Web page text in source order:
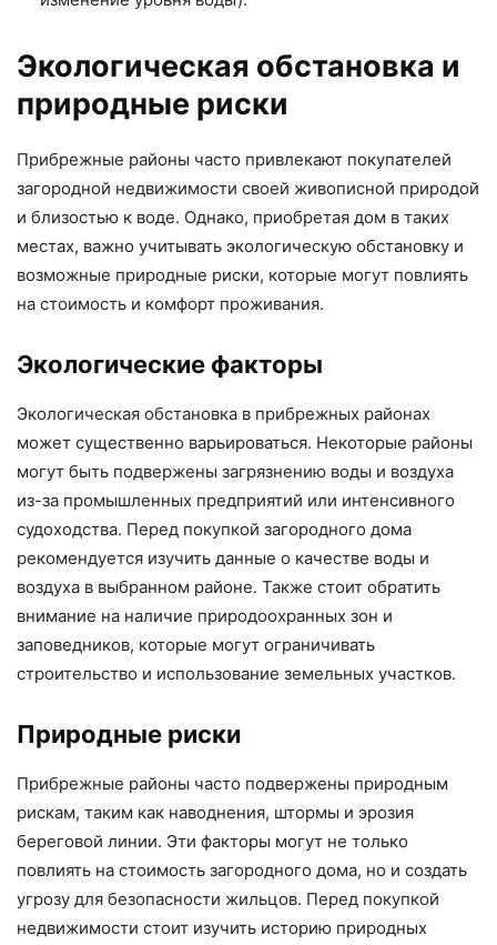
Экологическая обстановка и
природные риски
Прибрежные районы часто привлекают покупателей
загородной недвижимости своей живописной природой
и близостью к воде. Однако, приобретая дом в таких
местах, важно учитывать экологическую обстановку и
возможные природные риски, которые могут повлиять
на стоимость и комфорт проживания.
Экологические факторы
Экологическая обстановка в прибрежных районах
может существенно варьироваться. Некоторые районы
могут быть подвержены загрязнению воды и воздуха
из-за промышленных предприятий или интенсивного
судоходства. Перед покупкой загородного дома
рекомендуется изучить данные о качестве воды и
воздуха в выбранном районе. Также стоит обратить
внимание на наличие природоохранных зон и
заповедников, которые могут ограничивать
строительство и использование земельных участков.
Природные риски
Прибрежные районы часто подвержены природным
рискам, таким как наводнения, штормы и эрозия
береговой линии. Эти факторы могут не только
повлиять на стоимость загородного дома, но и создать
угрозу для безопасности жильцов. Перед покупкой
недвижимости стоит изучить историю природных